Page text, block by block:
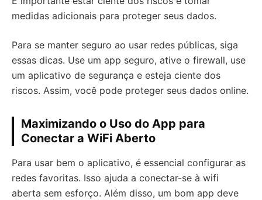
medidas adicionais para proteger seus dados.
Para se manter seguro ao usar redes públicas, siga
essas dicas. Use um app seguro, ative o firewall, use
um aplicativo de segurança e esteja ciente dos
riscos. Assim, você pode proteger seus dados online.
Maximizando o Uso do App para
Conectar a WiFi Aberto
Para usar bem o aplicativo, é essencial configurar as
redes favoritas. Isso ajuda a conectar-se à wifi
aberta sem esforço. Além disso, um bom app deve